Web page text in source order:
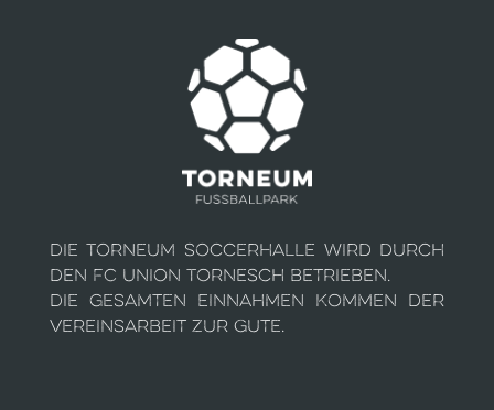
Die Torneum Soccerhalle wird durch
den FC Union Tornesch betrieben.
Die gesamten Einnahmen kommen der
Vereinsarbeit zur Gute.